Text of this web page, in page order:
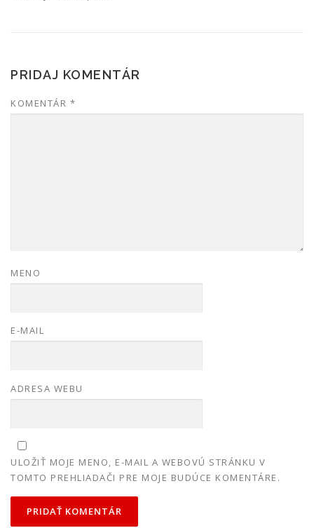
PRIDAJ KOMENTÁR
KOMENTÁR *
MENO
E-MAIL
ADRESA WEBU
ULOŽIŤ MOJE MENO, E-MAIL A WEBOVÚ STRÁNKU V
TOMTO PREHLIADAČI PRE MOJE BUDÚCE KOMENTÁRE.